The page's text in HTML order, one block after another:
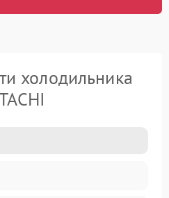
холодильника